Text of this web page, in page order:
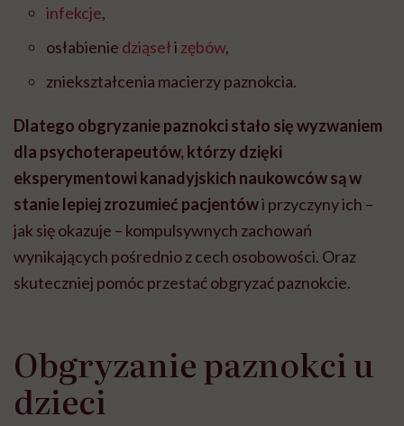
infekcje,
osłabienie dziąsełi zębów,
zniekształcenia macierzy paznokcia.
Dlatego obgryzanie paznokci stało się wyzwaniem
dla psychoterapeutów, którzy dzięki
eksperymentowi kanadyjskich naukowców są w
stanie lepiej zrozumieć pacjentówi przyczyny ich –
jak się okazuje – kompulsywnych zachowań
wynikających pośrednio z cech osobowości. Oraz
skuteczniej pomóc przestać obgryzać paznokcie.
Obgryzanie paznokci u
dzieci